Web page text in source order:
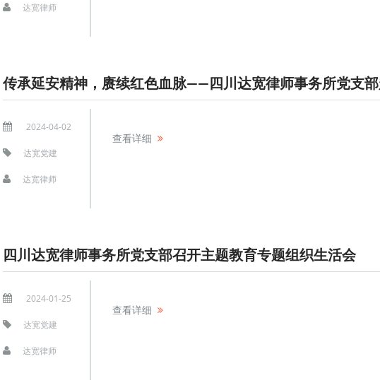
达宽律师
2024-04-02
达宽党建
达宽律师
查看详细
四川达宽律师事务所党支部召开主题教育专题组织生活会
2024-01-25
达宽党建
达宽律师
查看详细